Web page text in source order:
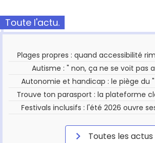
Toute l'actu.
Plages propres : quand accessibilité
Autisme : " non, ça ne se voit pas
Autonomie et handicap : le piège du
Trouve ton parasport : la plateforme
Festivals inclusifs : l'été 2026 ouvre
Toutes les actus